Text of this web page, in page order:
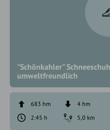
"Schönkahler"
umweltfreundlich
683 hm
4 hm
2:45 h
5,0 km